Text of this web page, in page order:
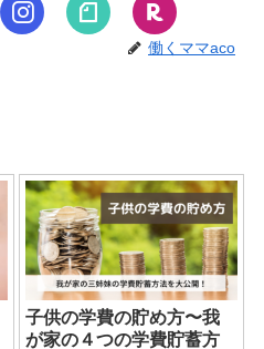
働くママaco
子供の学費の貯め方〜我
が家の４つの学費貯蓄方